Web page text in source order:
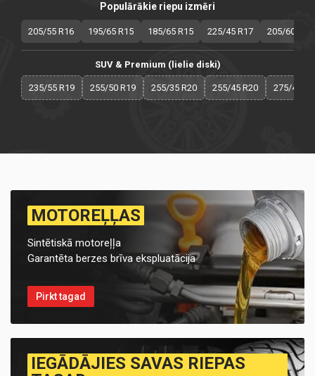
Populārākie riepu izmēri
205/55 R16 195/65 R15 185/65 R15 225/45 R17 205/60 R16
SUV & Premium (lielie diski)
235/55 R19 255/50 R19 255/35 R20 255/45 R20 275/40
MOTOREĻĻAS
Sintētiskā motoreļļa
Garantēta berzes brīva ekspluatācija
Pirkt tagad
IEGĀDĀJIES SAVAS RIEPAS